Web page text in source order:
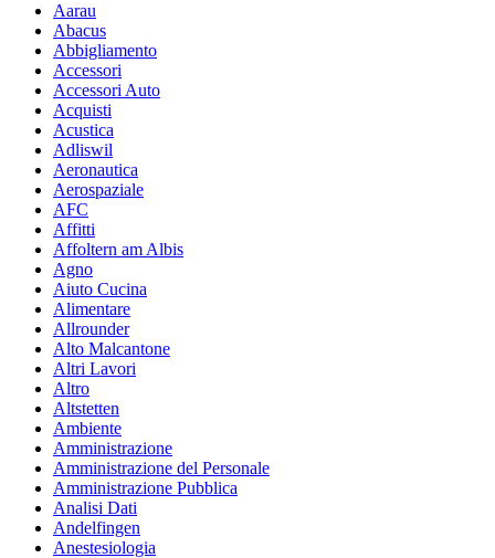
Aarau
Abacus
Abbigliamento
Accessori
Accessori Auto
Acquisti
Acustica
Adliswil
Aeronautica
Aerospaziale
AFC
Affitti
Affoltern am Albis
Agno
Aiuto Cucina
Alimentare
Allrounder
Alto Malcantone
Altri Lavori
Altro
Altstetten
Ambiente
Amministrazione
Amministrazione del Personale
Amministrazione Pubblica
Analisi Dati
Andelfingen
Anestesiologia